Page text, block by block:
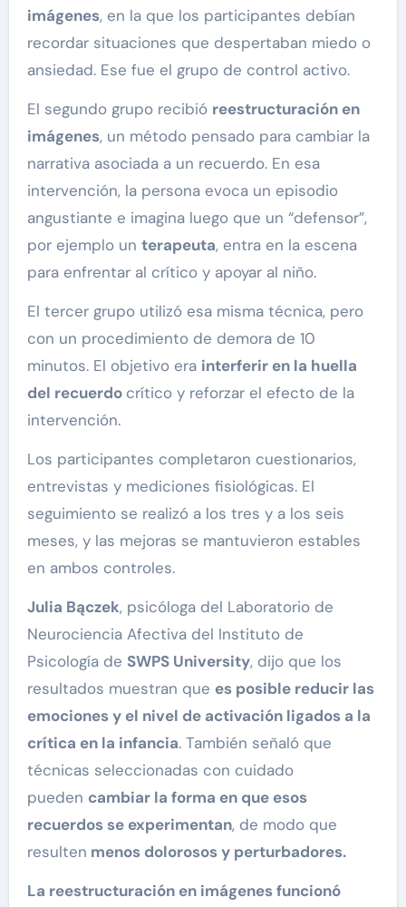
imágenes, en la que los participantes debían
recordar situaciones que despertaban miedo o
ansiedad. Ese fue el grupo de control activo.
El segundo grupo recibió reestructuración en
imágenes, un método pensado para cambiar la
narrativa asociada a un recuerdo. En esa
intervención, la persona evoca un episodio
angustiante e imagina luego que un “defensor”,
por ejemplo un terapeuta, entra en la escena
para enfrentar al crítico y apoyar al niño.
El tercer grupo utilizó esa misma técnica, pero
con un procedimiento de demora de 10
minutos. El objetivo era interferir en la huella
del recuerdo crítico y reforzar el efecto de la
intervención.
Los participantes completaron cuestionarios,
entrevistas y mediciones fisiológicas. El
seguimiento se realizó a los tres y a los seis
meses, y las mejoras se mantuvieron estables
en ambos controles.
Julia Bączek, psicóloga del Laboratorio de
Neurociencia Afectiva del Instituto de
Psicología de SWPS University, dijo que los
resultados muestran que es posible reducir las
emociones y el nivel de activación ligados a la
crítica en la infancia. También señaló que
técnicas seleccionadas con cuidado
pueden cambiar la forma en que esos
recuerdos se experimentan, de modo que
resulten menos dolorosos y perturbadores.
La reestructuración en imágenes funcionó